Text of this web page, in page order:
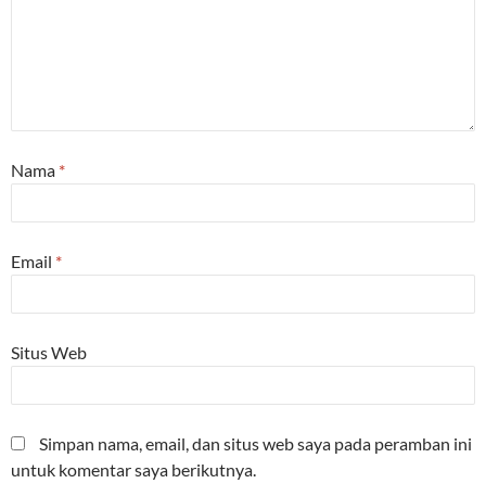
Nama *
Email *
Situs Web
Simpan nama, email, dan situs web saya pada peramban ini
untuk komentar saya berikutnya.